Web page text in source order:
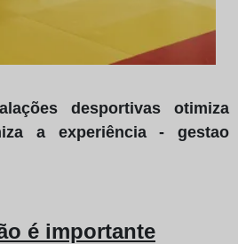
desportivas otimiza
a experiência - gestao
é importante